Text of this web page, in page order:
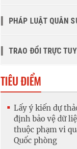
PHÁP LUẬT QUÂN
TRAO ĐỔI TRỰC
TIÊU ĐIỂM
Lấy ý kiến dự
định bảo vệ dữ
thuộc phạm vi
Quốc phòng